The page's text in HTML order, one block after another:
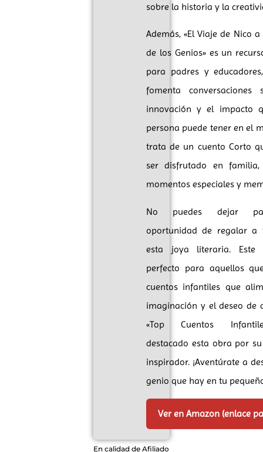
sobre la historia y la
Además, «El Viaje de Nico
de los Genios» es un
para padres y
fomenta conversaciones
innovación y el impacto
persona puede tener en el
trata de un cuento Corto
ser disfrutado en familia,
momentos especiales y
No puedes dejar
oportunidad de regalar a
esta joya literaria. Este
perfecto para aquellos
cuentos infantiles que
imaginación y el deseo de
«Top Cuentos
destacado esta obra por
inspirador. ¡Aventúrate a
genio que hay en tu
Ver en Amazon (enlace
En calidad de Afiliado